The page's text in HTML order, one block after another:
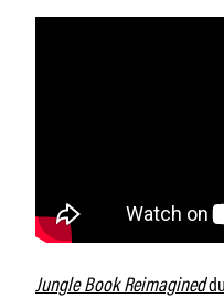
Jungle Book Reimagined